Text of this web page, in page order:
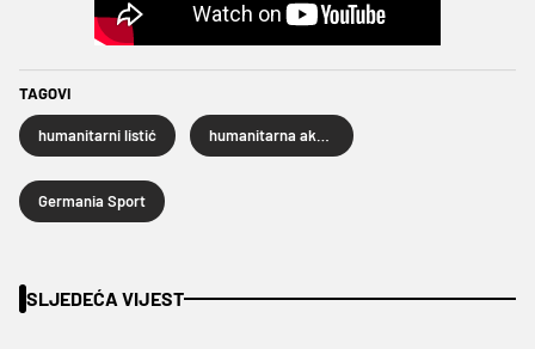
TAGOVI
humanitarni listić
Germania Sport
SLJEDEĆA VIJEST